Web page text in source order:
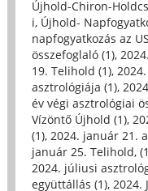
Újhold-Chiron-
i, Újhold-
napfogyatkozás az
összefoglaló (1),
19. Telihold (1),
asztrológiája (1),
év végi asztrológiai
Vízöntő Újhold (1),
(1), 2024. január 21.
január 25. Telihold,
2024. júliusi
együttállás (1), 2024.